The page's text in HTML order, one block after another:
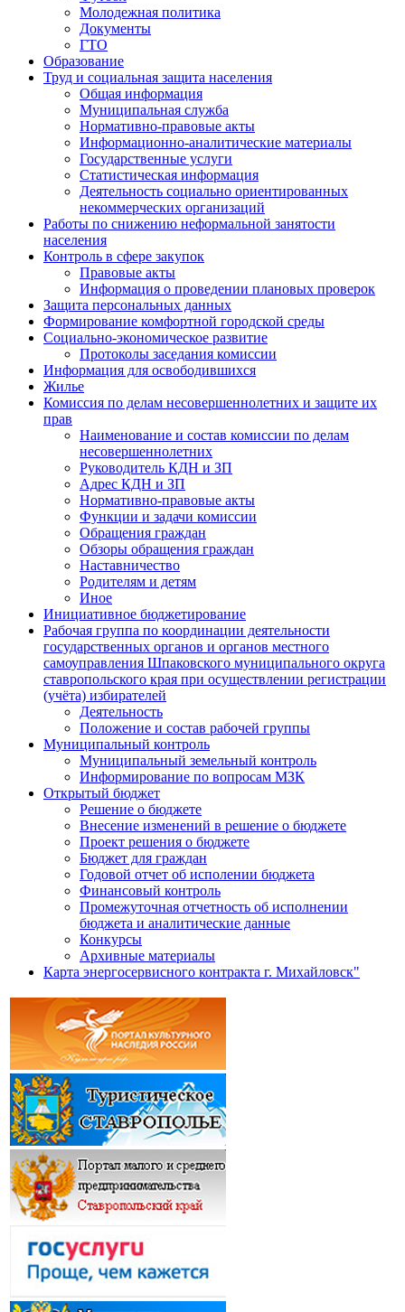
Молодежная политика
Документы
ГТО
Образование
Труд и социальная защита населения
Общая информация
Муниципальная служба
Нормативно-правовые акты
Информационно-аналитические материалы
Государственные услуги
Статистическая информация
Деятельность социально ориентированных
некоммерческих организаций
Работы по снижению неформальной занятости
населения
Контроль в сфере закупок
Правовые акты
Информация о проведении плановых проверок
Защита персональных данных
Формирование комфортной городской среды
Социально-экономическое развитие
Протоколы заседания комиссии
Информация для освободившихся
Жилье
Комиссия по делам несовершеннолетних и защите их
прав
Наименование и состав комиссии по делам
несовершеннолетних
Руководитель КДН и ЗП
Адрес КДН и ЗП
Нормативно-правовые акты
Функции и задачи комиссии
Обращения граждан
Обзоры обращения граждан
Наставничество
Родителям и детям
Иное
Инициативное бюджетирование
Рабочая группа по координации деятельности
государственных органов и органов местного
самоуправления Шпаковского муниципального округа
ставропольского края при осуществлении регистрации
(учёта) избирателей
Деятельность
Положение и состав рабочей группы
Муниципальный контроль
Муниципальный земельный контроль
Информирование по вопросам МЗК
Открытый бюджет
Решение о бюджете
Внесение изменений в решение о бюджете
Проект решения о бюджете
Бюджет для граждан
Годовой отчет об исполении бюджета
Финансовый контроль
Промежуточная отчетность об исполнении
бюджета и аналитические данные
Конкурсы
Архивные материалы
Карта энергосервисного контракта г. Михайловск"